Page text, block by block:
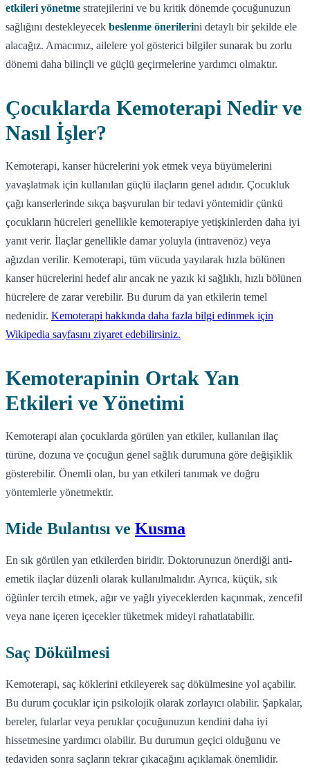
etkileri yönetme stratejilerini ve bu kritik dönemde çocuğunuzun
sağlığını destekleyecek beslenme önerilerini detaylı bir şekilde ele
alacağız. Amacımız, ailelere yol gösterici bilgiler sunarak bu zorlu
dönemi daha bilinçli ve güçlü geçirmelerine yardımcı olmaktır.
Çocuklarda Kemoterapi Nedir ve
Nasıl İşler?
Kemoterapi, kanser hücrelerini yok etmek veya büyümelerini
yavaşlatmak için kullanılan güçlü ilaçların genel adıdır. Çocukluk
çağı kanserlerinde sıkça başvurulan bir tedavi yöntemidir çünkü
çocukların hücreleri genellikle kemoterapiye yetişkinlerden daha iyi
yanıt verir. İlaçlar genellikle damar yoluyla (intravenöz) veya
ağızdan verilir. Kemoterapi, tüm vücuda yayılarak hızla bölünen
kanser hücrelerini hedef alır ancak ne yazık ki sağlıklı, hızlı bölünen
hücrelere de zarar verebilir. Bu durum da yan etkilerin temel
nedenidir. Kemoterapi hakkında daha fazla bilgi edinmek için
Wikipedia sayfasını ziyaret edebilirsiniz.
Kemoterapinin Ortak Yan
Etkileri ve Yönetimi
Kemoterapi alan çocuklarda görülen yan etkiler, kullanılan ilaç
türüne, dozuna ve çocuğun genel sağlık durumuna göre değişiklik
gösterebilir. Önemli olan, bu yan etkileri tanımak ve doğru
yöntemlerle yönetmektir.
Mide Bulantısı ve Kusma
En sık görülen yan etkilerden biridir. Doktorunuzun önerdiği anti-
emetik ilaçlar düzenli olarak kullanılmalıdır. Ayrıca, küçük, sık
öğünler tercih etmek, ağır ve yağlı yiyeceklerden kaçınmak, zencefil
veya nane içeren içecekler tüketmek mideyi rahatlatabilir.
Saç Dökülmesi
Kemoterapi, saç köklerini etkileyerek saç dökülmesine yol açabilir.
Bu durum çocuklar için psikolojik olarak zorlayıcı olabilir. Şapkalar,
bereler, fularlar veya peruklar çocuğunuzun kendini daha iyi
hissetmesine yardımcı olabilir. Bu durumun geçici olduğunu ve
tedaviden sonra saçların tekrar çıkacağını açıklamak önemlidir.